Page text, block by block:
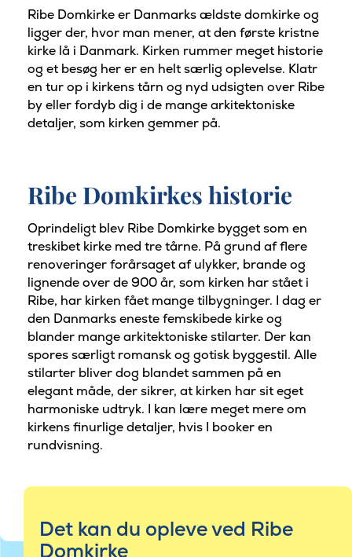
Ribe Domkirke er Danmarks ældste domkirke og
ligger der, hvor man mener, at den første kristne
kirke lå i Danmark. Kirken rummer meget historie
og et besøg her er en helt særlig oplevelse. Klatr
en tur op i kirkens tårn og nyd udsigten over Ribe
by eller fordyb dig i de mange arkitektoniske
detaljer, som kirken gemmer på.
Ribe Domkirkes historie
Oprindeligt blev Ribe Domkirke bygget som en
treskibet kirke med tre tårne. På grund af flere
renoveringer forårsaget af ulykker, brande og
lignende over de 900 år, som kirken har stået i
Ribe, har kirken fået mange tilbygninger. I dag er
den Danmarks eneste femskibede kirke og
blander mange arkitektoniske stilarter. Der kan
spores særligt romansk og gotisk byggestil. Alle
stilarter bliver dog blandet sammen på en
elegant måde, der sikrer, at kirken har sit eget
harmoniske udtryk. I kan lære meget mere om
kirkens finurlige detaljer, hvis I booker en
rundvisning.
Det kan du opleve ved Ribe
Domkirke